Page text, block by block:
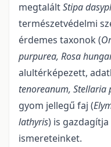
megtaláltStipa
természetvédelmi
érdemes taxonok (
purpurea, Rosa
alultérképezett,
tenoreanum, Stellaria
gyom jellegű faj (
lathyris) is
ismereteinket.